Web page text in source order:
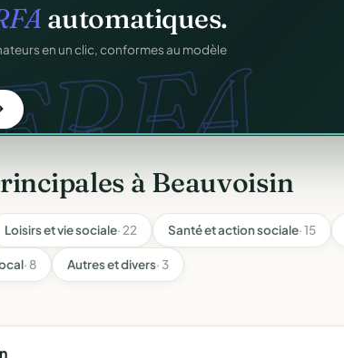
gratuitement
— tout votre pilotage au même endroit,
à Beauvoisin
Loisirs et vie sociale· 22 Santé et action sociale· 15
· 8 Autres et divers· 3